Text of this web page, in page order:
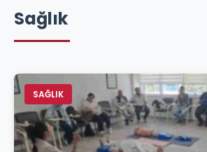
Sağlık
SAĞLIK